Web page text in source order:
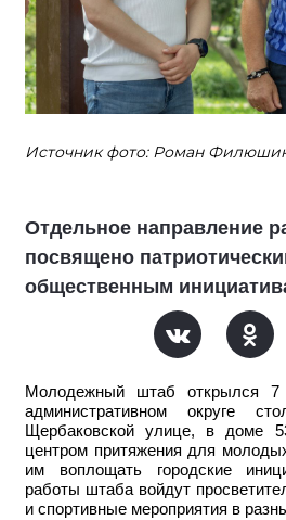
Источник фото: Роман
Отдельное направление
посвящено
общественным
Молодежный штаб открылся 7
административном округе
Щербаковской улице, в доме
центром притяжения для
им воплощать городские
работы штаба войдут
и спортивные мероприятия в